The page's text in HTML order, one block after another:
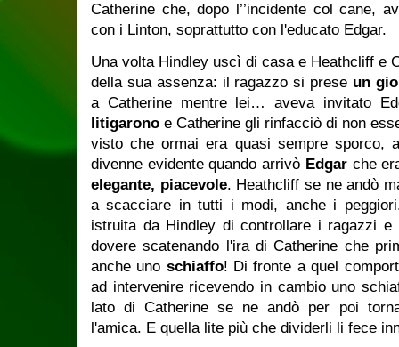
Catherine che, dopo l’’incidente col cane,
con i Linton, soprattutto con l'educato Edgar.
Una volta Hindley uscì di casa e Heathcliff e
della sua assenza: il ragazzo si prese un
a Catherine mentre lei… aveva invitato
litigarono e Catherine gli rinfacciò di non
visto che ormai era quasi sempre sporco,
divenne evidente quando arrivò Edgar che
elegante, piacevole. Heathcliff se ne andò
a scacciare in tutti i modi, anche i
istruita da Hindley di controllare i ragazzi
dovere scatenando l'ira di Catherine che
anche uno schiaffo! Di fronte a quel
ad intervenire ricevendo in cambio uno
lato di Catherine se ne andò per poi
l'amica. E quella lite più che dividerli li fece